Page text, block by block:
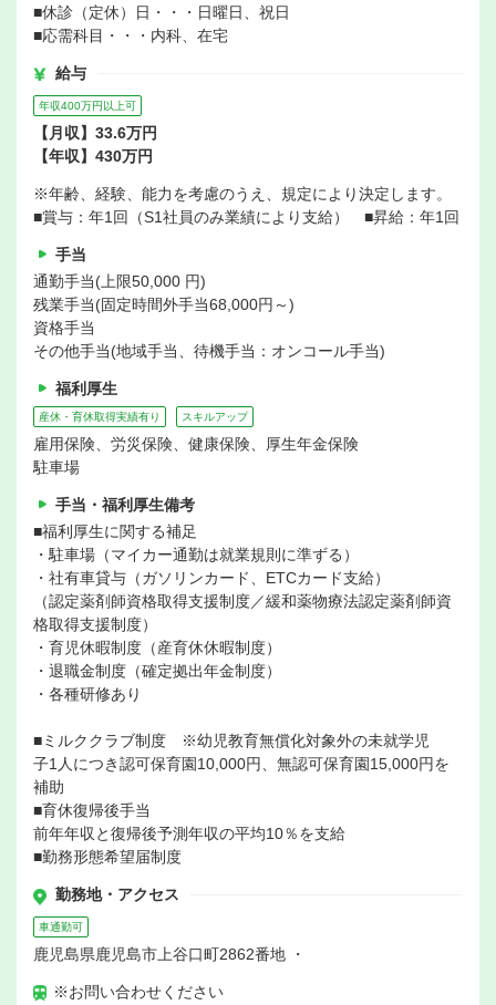
■休診（定休）日・・・日曜日、祝日
■応需科目・・・内科、在宅
給与
年収400万円以上可
【月収】33.6万円
【年収】430万円
※年齢、経験、能力を考慮のうえ、規定により決定します。
■賞与：年1回（S1社員のみ業績により支給） ■昇給：年1回
手当
通勤手当(上限50,000 円)
残業手当(固定時間外手当68,000円～)
資格手当
その他手当(地域手当、待機手当：オンコール手当)
福利厚生
産休・育休取得実績有り スキルアップ
雇用保険、労災保険、健康保険、厚生年金保険
駐車場
手当・福利厚生備考
■福利厚生に関する補足
・駐車場（マイカー通勤は就業規則に準ずる）
・社有車貸与（ガソリンカード、ETCカード支給）
（認定薬剤師資格取得支援制度／緩和薬物療法認定薬剤師資
格取得支援制度）
・育児休暇制度（産育休休暇制度）
・退職金制度（確定拠出年金制度）
・各種研修あり
■ミルククラブ制度 ※幼児教育無償化対象外の未就学児
子1人につき認可保育園10,000円、無認可保育園15,000円を
補助
■育休復帰後手当
前年年収と復帰後予測年収の平均10％を支給
■勤務形態希望届制度
勤務地・アクセス
車通勤可
鹿児島県鹿児島市上谷口町2862番地 ・
※お問い合わせください